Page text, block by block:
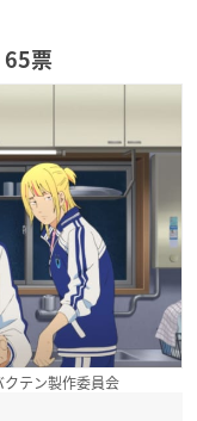
65票
テン製作委員会